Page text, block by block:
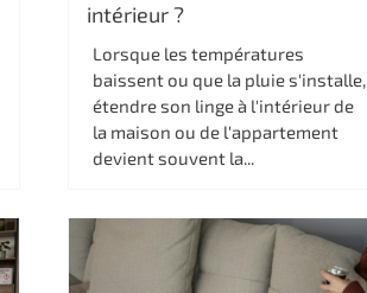
intérieur ?
Lorsque les températures
baissent ou que la pluie s'installe,
étendre son linge à l'intérieur de
la maison ou de l'appartement
devient souvent la...